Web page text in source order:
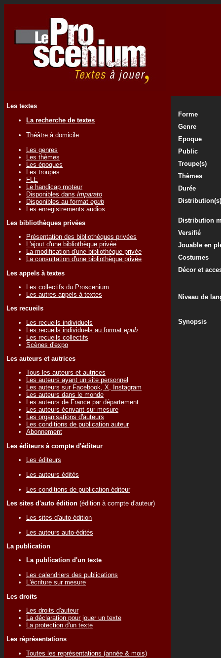
Les textes
La recherche de textes
Théâtre à domicile
Les genres
Les thèmes
Les époques
Les troupes
FLE
Le handicap moteur
Disponibles dans Imparato
Disponibles au format epub
Les enregistrements audios
Les bibliothèques privées
Présentation des bibliothèques privées
L'ajout d'une bibliothèque privée
La modification d'une bibliothèque privée
La consultation d'une bibliothèque privée
Les appels à textes
Les collectifs du Proscenium
Les autres appels à textes
Les recueils
Les recueils individuels
Les recueils individuels au format epub
Les recueils collectifs
Scènes d'expo
Les auteurs et autrices
Tous les auteurs et autrices
Les auteurs ayant un site personnel
Les auteurs sur Facebook, X, Instagram
Les auteurs dans le monde
Les auteurs de France par département
Les auteurs écrivant sur mesure
Les organisations d'auteurs
Les conditions de publication auteur
Abonnement
Les éditeurs à compte d'éditeur
Les éditeurs
Les auteurs édités
Les conditions de publication éditeur
Les sites d'auto édition (édition à compte d'auteur)
Les sites d'auto-édition
Les auteurs auto-édités
La publication
La publication d'un texte
Les calendriers des publications
L'écriture sur mesure
Les droits
Les droits d'auteur
La déclaration pour jouer un texte
La protection d'un texte
Les réprésentations
Toutes les représentations (année & mois)
Forme
Genre
Epoque
Public
Troupe(s)
Thèmes
Durée
Distribution(s)
Distribution
Versifié
Jouable en
Costumes
Décor et
Niveau de
Synopsis